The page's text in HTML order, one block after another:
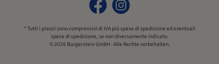
* Tutti i prezzi sono comprensivi di IVA più spese di spedizione ed eventuali
spese di spedizione, se non diversamente indicato.
© 2026 Burgerstein GmbH - Alle Rechte vorbehalten.